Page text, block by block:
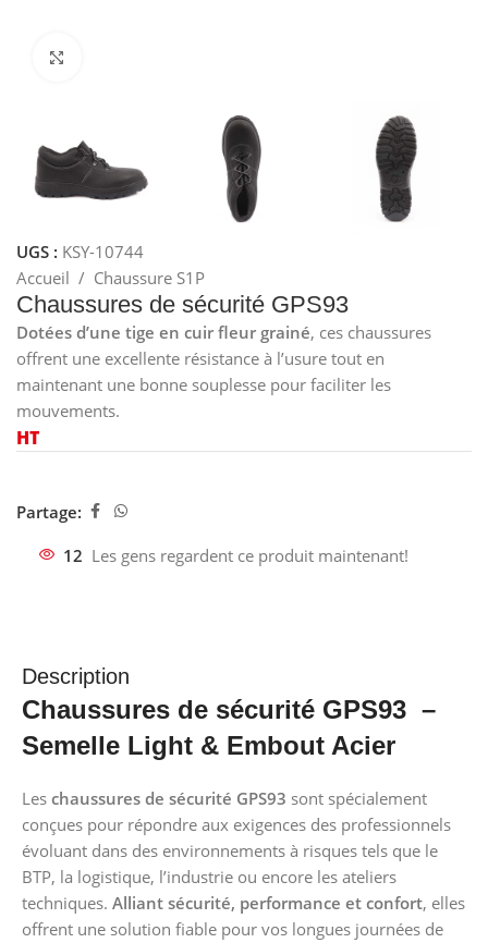
UGS : KSY-10744
Accueil / Chaussure S1P
Chaussures de sécurité GPS93
Dotées d’une tige en cuir fleur grainé, ces chaussures
offrent une excellente résistance à l’usure tout en
maintenant une bonne souplesse pour faciliter les
mouvements.
HT
Partage:
12 Les gens regardent ce produit maintenant!
Description
Chaussures de sécurité GPS93 –
Semelle Light & Embout Acier
Les chaussures de sécurité GPS93 sont spécialement
conçues pour répondre aux exigences des professionnels
évoluant dans des environnements à risques tels que le
BTP, la logistique, l’industrie ou encore les ateliers
techniques. Alliant sécurité, performance et confort, elles
offrent une solution fiable pour vos longues journées de